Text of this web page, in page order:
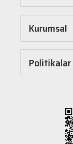
dönüştürür. Ürünleri
istediğiniz ürünü anında
ürün özellikleri yer alır,
hızlıca siparişinizi
Hızlı
Hepnalbur.com olarak
Müşteri
Herhangi bir soru, öneri
Kurumsal
Politikalar